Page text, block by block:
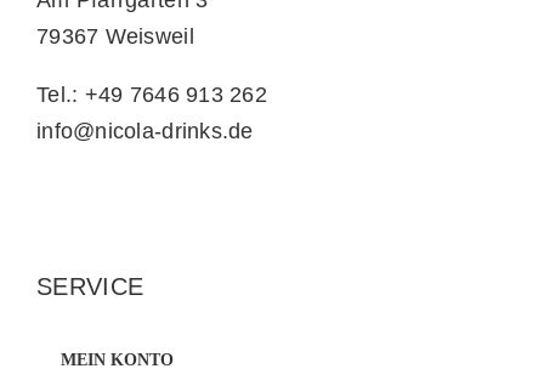
79367 Weisweil
Tel.: +49 7646 913 262
info@nicola-drinks.de
SERVICE
MEIN KONTO